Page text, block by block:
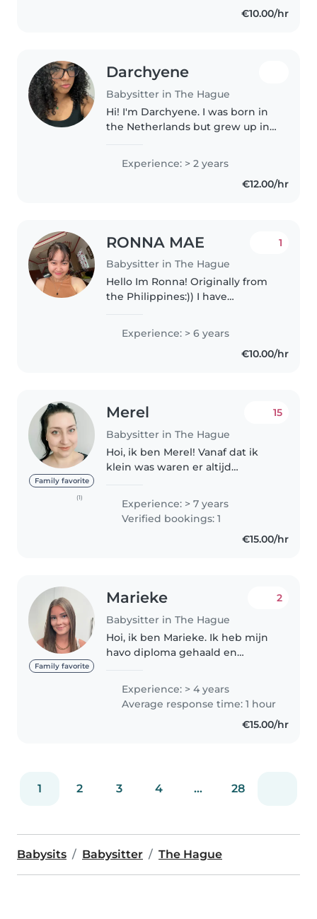
€10.00/hr
Darchyene
Babysitter in The Hague
Hi! I'm Darchyene. I was born in
the Netherlands but grew up in
learning Dutch. I'm a very caring,
positive and responsible person..
Experience: > 2 years
€12.00/hr
RONNA MAE
Babysitter in The Hague
1
Hello Im Ronna! Originally from
the Philippines:)) I have
different ages as I love playing
with them in a way that I treat
them as my own. I am very
Experience: > 6 years
€10.00/hr
Family favorite
(1)
Merel
Babysitter in The Hague
15
Hoi, ik ben Merel! Vanaf dat ik
klein was waren er altijd
aangezien mijn moeder
gastouder was. Ik heb jarenlang
opgepast op kinderen van
Experience: > 7 years
Verified bookings: 1
€15.00/hr
Family favorite
Marieke
Babysitter in The Hague
2
Hoi, ik ben Marieke. Ik heb mijn
havo diploma gehaald en
huiswerkbegeleiding en bijles
en ik pas nu al zo’n 4 jaar op, nog
steeds met veel passie! Stuur..
Experience: > 4 years
Average response time: 1 hour
€15.00/hr
1 2 3 4 ... 28
Babysits Babysitter The Hague